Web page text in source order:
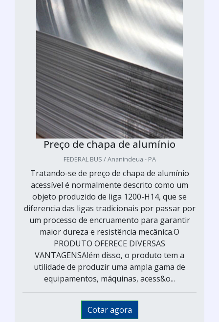
Preço de chapa de alumínio
FEDERAL BUS / Ananindeua - PA
Tratando-se de preço de chapa de alumínio
acessível é normalmente descrito como um
objeto produzido de liga 1200-H14, que se
diferencia das ligas tradicionais por passar por
um processo de encruamento para garantir
maior dureza e resistência mecânica.O
PRODUTO OFERECE DIVERSAS
VANTAGENSAlém disso, o produto tem a
utilidade de produzir uma ampla gama de
equipamentos, máquinas, acess&o...
Cotar agora